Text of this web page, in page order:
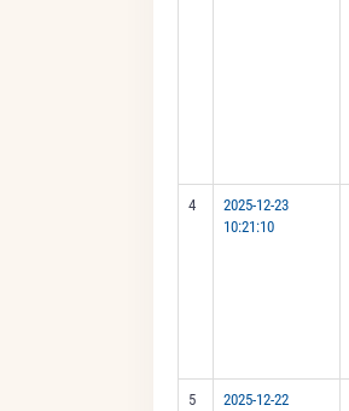
4
2025-12-23
10:21:10
5
2025-12-22